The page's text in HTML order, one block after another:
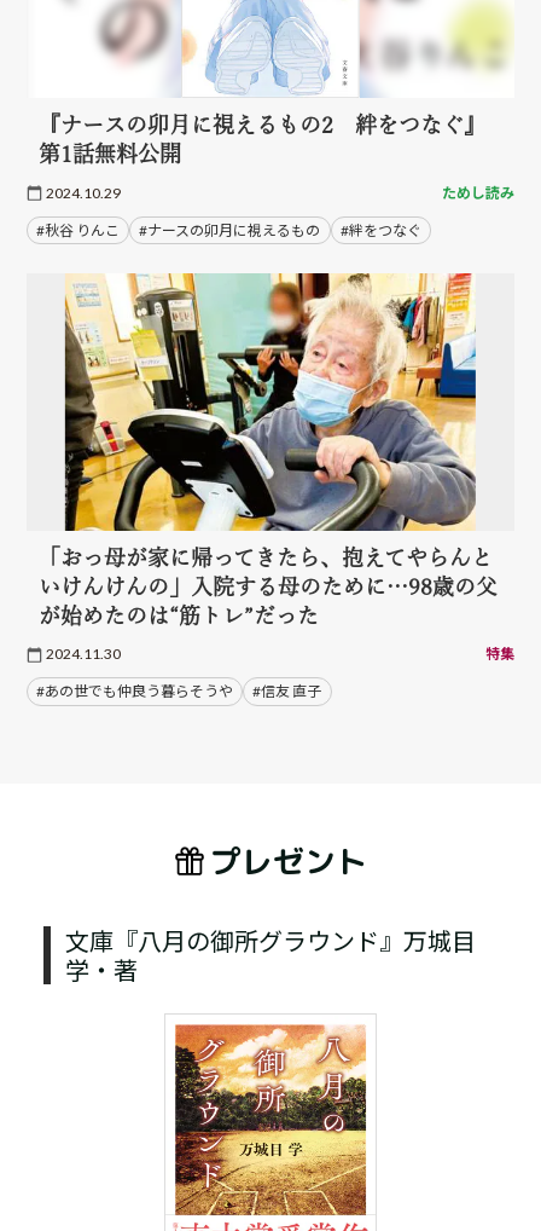
『ナースの卯月に視えるもの2 絆をつなぐ』
第1話無料公開
2024.10.29 ためし読み
#秋谷 りんこ #ナースの卯月に視えるもの #絆をつなぐ
「おっ母が家に帰ってきたら、抱えてやらんと
いけんけんの」入院する母のために…98歳の父
が始めたのは“筋トレ”だった
2024.11.30 特集
#あの世でも仲良う暮らそうや #信友 直子
プレゼント
文庫『八月の御所グラウンド』万城目
学・著